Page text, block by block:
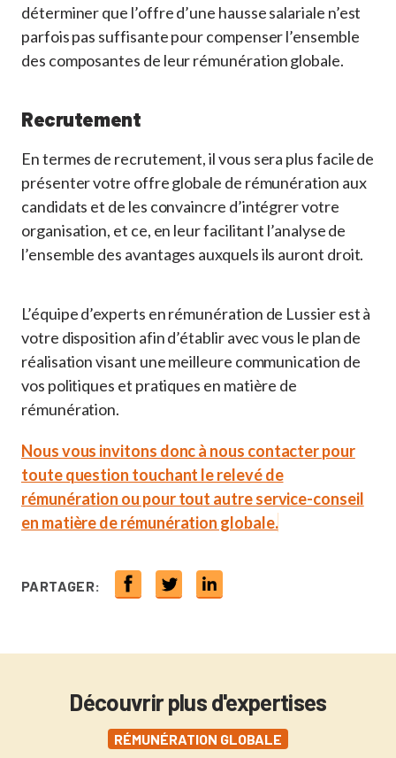
déterminer que l’offre d’une hausse salariale n’est
parfois pas suffisante pour compenser l’ensemble
des composantes de leur rémunération globale.
Recrutement
En termes de recrutement, il vous sera plus facile de
présenter votre offre globale de rémunération aux
candidats et de les convaincre d’intégrer votre
organisation, et ce, en leur facilitant l’analyse de
l’ensemble des avantages auxquels ils auront droit.
L’équipe d’experts en rémunération de Lussier est à
votre disposition afin d’établir avec vous le plan de
réalisation visant une meilleure communication de
vos politiques et pratiques en matière de
rémunération.
Nous vous invitons donc à nous contacter pour
toute question touchant le relevé de
rémunération ou pour tout autre service-conseil
en matière de rémunération globale.
PARTAGER:
Découvrir plus d'expertises
RÉMUNÉRATION GLOBALE